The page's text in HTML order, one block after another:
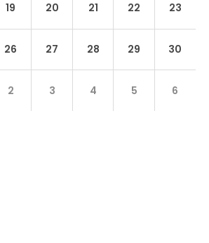
19 20 21 22 23
26 27 28 29 30
2 3 4 5 6